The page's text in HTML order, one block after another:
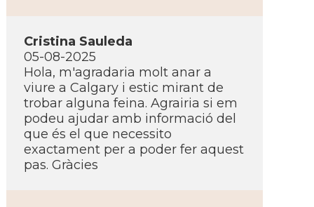
Cristina Sauleda
05-08-2025
Hola, m'agradaria molt anar a
viure a Calgary i estic mirant de
trobar alguna feina. Agrairia si em
podeu ajudar amb informació del
que és el que necessito
exactament per a poder fer aquest
pas. Gràcies